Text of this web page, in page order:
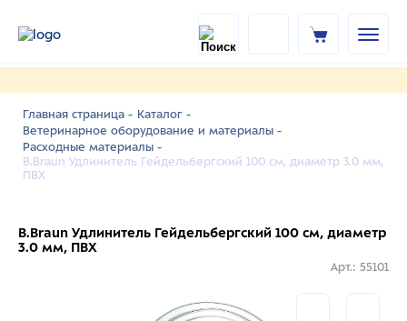
Главная страница - Каталог -
Ветеринарное оборудование и материалы -
Расходные материалы -
B.Braun Удлинитель Гейдельбергский 100 см, диаметр 3.0 мм,
ПВХ
B.Braun Удлинитель Гейдельбергский 100 см, диаметр
3.0 мм, ПВХ
Арт.: 55101